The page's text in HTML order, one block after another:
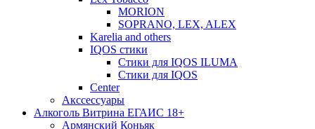
MORION
SOPRANO, LEX, ALEX
Karelia and others
IQOS стики
Стики для IQOS ILUMA
Стики для IQOS
Сenter
Акссессуары
Алкоголь Витрина ЕГАИС 18+
Армянский Коньяк